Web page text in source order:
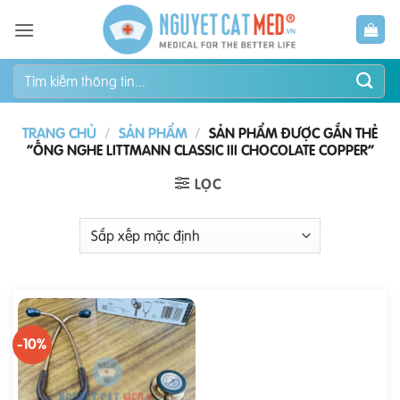
qua
nội
dung
Tìm
kiếm:
TRANG CHỦ / SẢN PHẨM / SẢN PHẨM ĐƯỢC GẮN THẺ
“ỐNG NGHE LITTMANN CLASSIC III CHOCOLATE COPPER”
LỌC
-10%